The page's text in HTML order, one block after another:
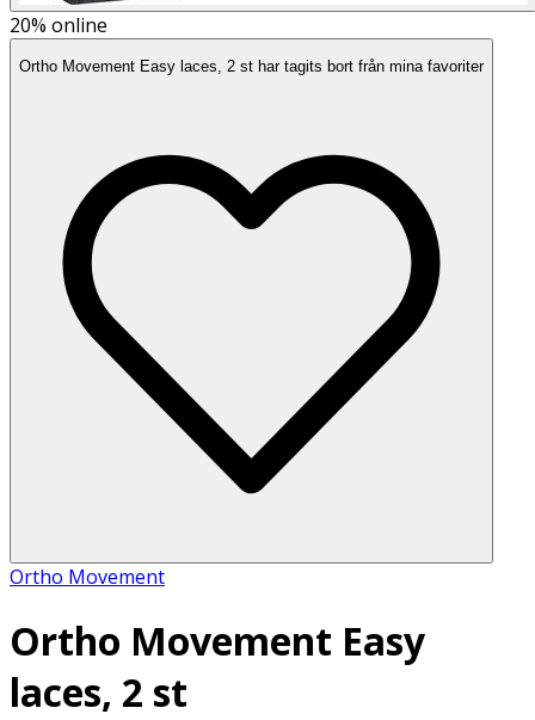
20% online
Ortho Movement Easy laces, 2 st har tagits bort från mina favoriter
Ortho Movement
Ortho Movement Easy
laces, 2 st